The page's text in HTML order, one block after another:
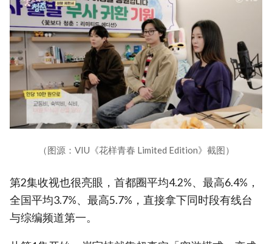
（图源：VIU《花样青春 Limited Edition》截图）
第2集收视也很亮眼，首都圈平均4.2%、最高6.4%，
全国平均3.7%、最高5.7%，直接拿下同时段有线台
与综编频道第一。